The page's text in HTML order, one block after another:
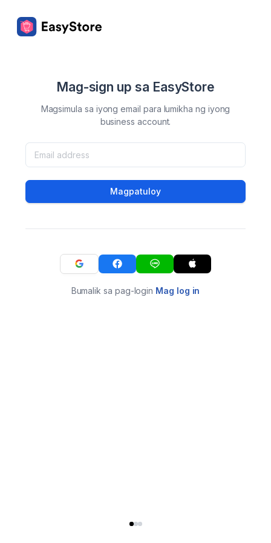
Mag-sign up sa EasyStore
Magsimula sa iyong email para lumikha ng iyong
business account.
Magpatuloy
Bumalik sa pag-login Mag log in